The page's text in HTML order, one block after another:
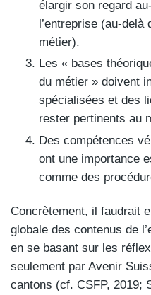
élargir son regard
l’entreprise (au-delà
métier).
Les « bases
du métier » doivent
spécialisées et des
rester pertinents au
Des compétences
ont une importance
comme des
Concrètement, il faudrait
globale des contenus de
en se basant sur les
seulement par Avenir
cantons (cf. CSFP, 2019;